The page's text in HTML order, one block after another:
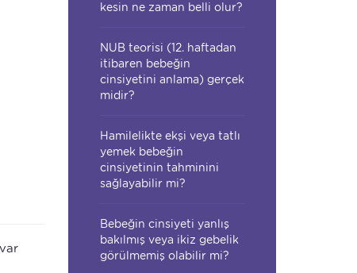
kesin ne zaman belli olur?
NUB teorisi (12. haftadan
itibaren bebeğin
cinsiyetini anlama) gerçek
midir?
Hamilelikte ekşi veya tatlı
yemek bebeğin
cinsiyetinin tahminini
sağlayabilir mi?
Bebeğin cinsiyeti yanlış
bakılmış veya ikiz gebelik
görülmemiş olabilir mi?